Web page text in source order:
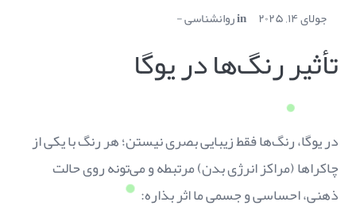
جولای ۱۴, ۲۰۲۵ inروانشناسی
تأثیر رنگ‌ها در یوگا
در یوگا، رنگ‌ها فقط زیبایی بصری نیستن؛ هر رنگ با یکی از
چاکراها (مراکز انرژی بدن) مرتبطه و می‌تونه روی حالت
ذهنی، احساسی و جسمی ما اثر بذاره: